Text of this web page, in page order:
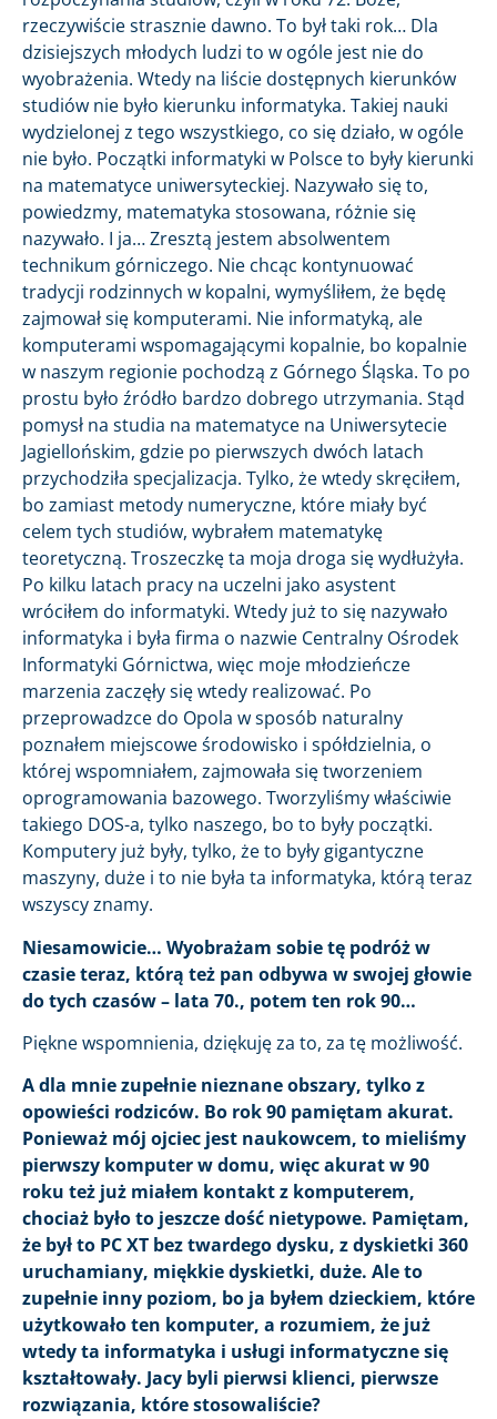
rzeczywiście strasznie dawno. To był taki rok… Dla
dzisiejszych młodych ludzi to w ogóle jest nie do
wyobrażenia. Wtedy na liście dostępnych kierunków
studiów nie było kierunku informatyka. Takiej nauki
wydzielonej z tego wszystkiego, co się działo, w ogóle
nie było. Początki informatyki w Polsce to były kierunki
na matematyce uniwersyteckiej. Nazywało się to,
powiedzmy, matematyka stosowana, różnie się
nazywało. I ja… Zresztą jestem absolwentem
technikum górniczego. Nie chcąc kontynuować
tradycji rodzinnych w kopalni, wymyśliłem, że będę
zajmował się komputerami. Nie informatyką, ale
komputerami wspomagającymi kopalnie, bo kopalnie
w naszym regionie pochodzą z Górnego Śląska. To po
prostu było źródło bardzo dobrego utrzymania. Stąd
pomysł na studia na matematyce na Uniwersytecie
Jagiellońskim, gdzie po pierwszych dwóch latach
przychodziła specjalizacja. Tylko, że wtedy skręciłem,
bo zamiast metody numeryczne, które miały być
celem tych studiów, wybrałem matematykę
teoretyczną. Troszeczkę ta moja droga się wydłużyła.
Po kilku latach pracy na uczelni jako asystent
wróciłem do informatyki. Wtedy już to się nazywało
informatyka i była firma o nazwie Centralny Ośrodek
Informatyki Górnictwa, więc moje młodzieńcze
marzenia zaczęły się wtedy realizować. Po
przeprowadzce do Opola w sposób naturalny
poznałem miejscowe środowisko i spółdzielnia, o
której wspomniałem, zajmowała się tworzeniem
oprogramowania bazowego. Tworzyliśmy właściwie
takiego DOS-a, tylko naszego, bo to były początki.
Komputery już były, tylko, że to były gigantyczne
maszyny, duże i to nie była ta informatyka, którą teraz
wszyscy znamy.
Niesamowicie… Wyobrażam sobie tę podróż w
czasie teraz, którą też pan odbywa w swojej głowie
do tych czasów – lata 70., potem ten rok 90…
Piękne wspomnienia, dziękuję za to, za tę możliwość.
A dla mnie zupełnie nieznane obszary, tylko z
opowieści rodziców. Bo rok 90 pamiętam akurat.
Ponieważ mój ojciec jest naukowcem, to mieliśmy
pierwszy komputer w domu, więc akurat w 90
roku też już miałem kontakt z komputerem,
chociaż było to jeszcze dość nietypowe. Pamiętam,
że był to PC XT bez twardego dysku, z dyskietki 360
uruchamiany, miękkie dyskietki, duże. Ale to
zupełnie inny poziom, bo ja byłem dzieckiem, które
użytkowało ten komputer, a rozumiem, że już
wtedy ta informatyka i usługi informatyczne się
kształtowały. Jacy byli pierwsi klienci, pierwsze
rozwiązania, które stosowaliście?